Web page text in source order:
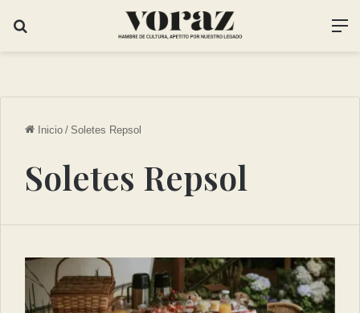
Inicio / Soletes Repsol
Soletes Repsol